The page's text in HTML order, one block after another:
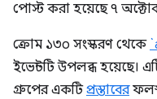
পোস্ট করা হয়েছে৭
ক্রোম ১৩০ সংস্করণ থেকে
ইভেন্টটি উপলব্ধ হয়েছে।
গ্রুপের একটিপ্রস্তাবের